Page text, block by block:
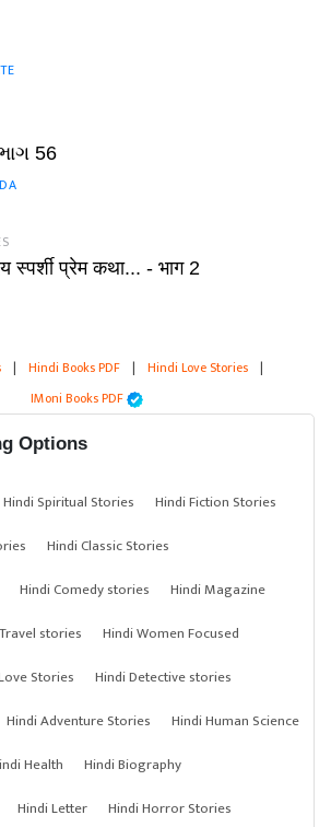
56
स्पर्शी प्रेम कथा... - भाग 2
| Hindi Books PDF | Hindi Love Stories |
IMoni Books PDF
Options
Hindi Spiritual Stories
Hindi Fiction Stories
Hindi Classic Stories
Hindi Comedy stories
Hindi Magazine
stories
Hindi Women Focused
Stories
Hindi Detective stories
Hindi Adventure Stories
Hindi Human Science
Health
Hindi Biography
Hindi Letter
Hindi Horror Stories